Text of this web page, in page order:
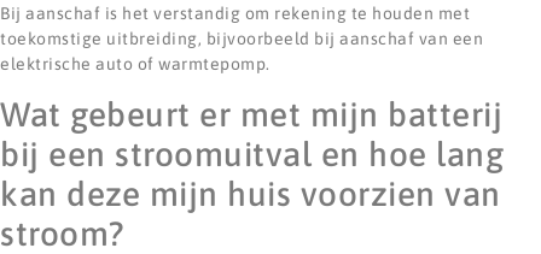
Bij aanschaf is het verstandig om rekening te houden met
toekomstige uitbreiding, bijvoorbeeld bij aanschaf van een
elektrische auto of warmtepomp.
Wat gebeurt er met mijn batterij
bij een stroomuitval en hoe lang
kan deze mijn huis voorzien van
stroom?